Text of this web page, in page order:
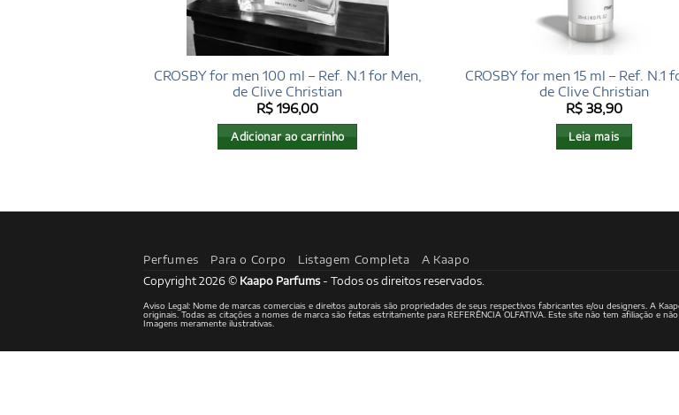
CROSBY for men 100 ml – Ref. N.1 for Men,
de Clive Christian
R$ 196,00
Adicionar ao carrinho
CROSBY for men 15 ml – Ref. N.1
de Clive Christian
R$38,90
Leia mais
Perfumes Para o Corpo Listagem Completa A Kaapo
Copyright 2026 © Kaapo Parfums- Todos os direitos reservados.
Aviso Legal: Nome de marcas comerciais e direitos autorais são propriedades de seus respectivos fabricantes e/ou designers. A
originais. Todas as citações a nomes de marca são feitas estritamente para REFERÊNCIA OLFATIVA. Este site não tem afiliação e
Imagens meramente ilustrativas.